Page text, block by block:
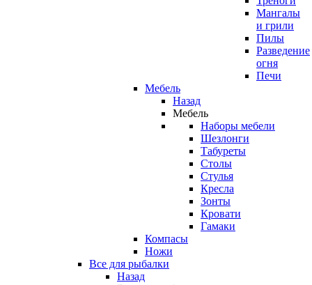
Мангалы
и грили
Пилы
Разведение
огня
Печи
Мебель
Назад
Мебель
Наборы мебели
Шезлонги
Табуреты
Столы
Стулья
Кресла
Зонты
Кровати
Гамаки
Компасы
Ножи
Все для рыбалки
Назад